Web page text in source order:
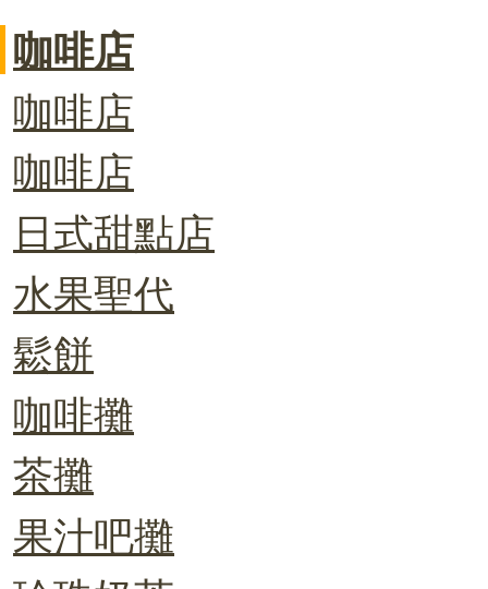
咖啡店
咖啡店
咖啡店
日式甜點店
水果聖代
鬆餅
咖啡攤
茶攤
果汁吧攤